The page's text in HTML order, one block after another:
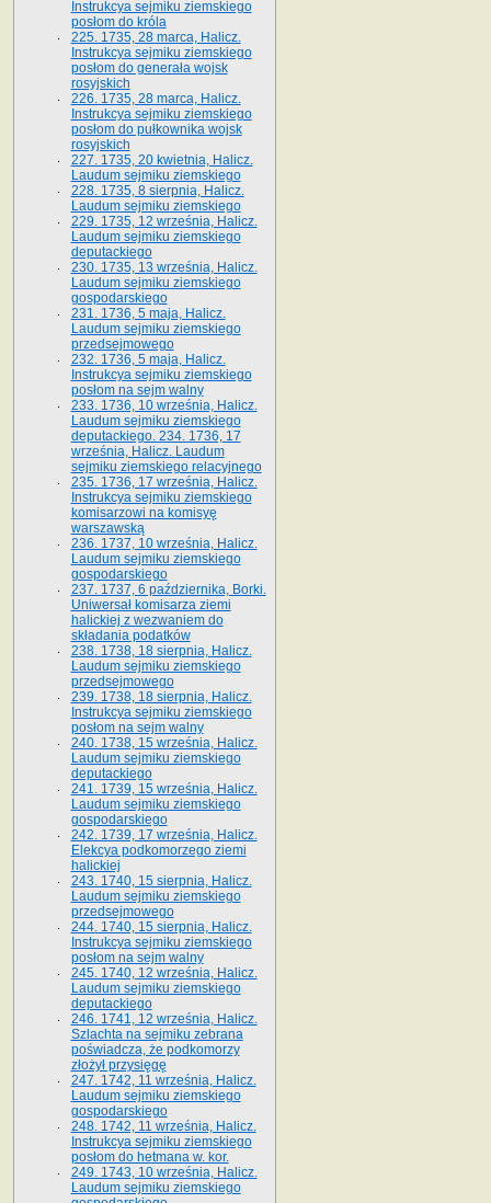
Instrukcya sejmiku ziemskiego
posłom do króla
225. 1735, 28 marca, Halicz.
Instrukcya sejmiku ziemskiego
posłom do generała wojsk
rosyjskich
226. 1735, 28 marca, Halicz.
Instrukcya sejmiku ziemskiego
posłom do pułkownika wojsk
rosyjskich
227. 1735, 20 kwietnia, Halicz.
Laudum sejmiku ziemskiego
228. 1735, 8 sierpnia, Halicz.
Laudum sejmiku ziemskiego
229. 1735, 12 września, Halicz.
Laudum sejmiku ziemskiego
deputackiego
230. 1735, 13 września, Halicz.
Laudum sejmiku ziemskiego
gospodarskiego
231. 1736, 5 maja, Halicz.
Laudum sejmiku ziemskiego
przedsejmowego
232. 1736, 5 maja, Halicz.
Instrukcya sejmiku ziemskiego
posłom na sejm walny
233. 1736, 10 września, Halicz.
Laudum sejmiku ziemskiego
deputackiego. 234. 1736, 17
września, Halicz. Laudum
sejmiku ziemskiego relacyjnego
235. 1736, 17 września, Halicz.
Instrukcya sejmiku ziemskiego
komisarzowi na komisyę
warszawską
236. 1737, 10 września, Halicz.
Laudum sejmiku ziemskiego
gospodarskiego
237. 1737, 6 października, Borki.
Uniwersał komisarza ziemi
halickiej z wezwaniem do
składania podatków
238. 1738, 18 sierpnia, Halicz.
Laudum sejmiku ziemskiego
przedsejmowego
239. 1738, 18 sierpnia, Halicz.
Instrukcya sejmiku ziemskiego
posłom na sejm walny
240. 1738, 15 września, Halicz.
Laudum sejmiku ziemskiego
deputackiego
241. 1739, 15 września, Halicz.
Laudum sejmiku ziemskiego
gospodarskiego
242. 1739, 17 września, Halicz.
Elekcya podkomorzego ziemi
halickiej
243. 1740, 15 sierpnia, Halicz.
Laudum sejmiku ziemskiego
przedsejmowego
244. 1740, 15 sierpnia, Halicz.
Instrukcya sejmiku ziemskiego
posłom na sejm walny
245. 1740, 12 września, Halicz.
Laudum sejmiku ziemskiego
deputackiego
246. 1741, 12 września, Halicz.
Szlachta na sejmiku zebrana
poświadcza, że podkomorzy
złożył przysięgę
247. 1742, 11 września, Halicz.
Laudum sejmiku ziemskiego
gospodarskiego
248. 1742, 11 września, Halicz.
Instrukcya sejmiku ziemskiego
posłom do hetmana w. kor.
249. 1743, 10 września, Halicz.
Laudum sejmiku ziemskiego